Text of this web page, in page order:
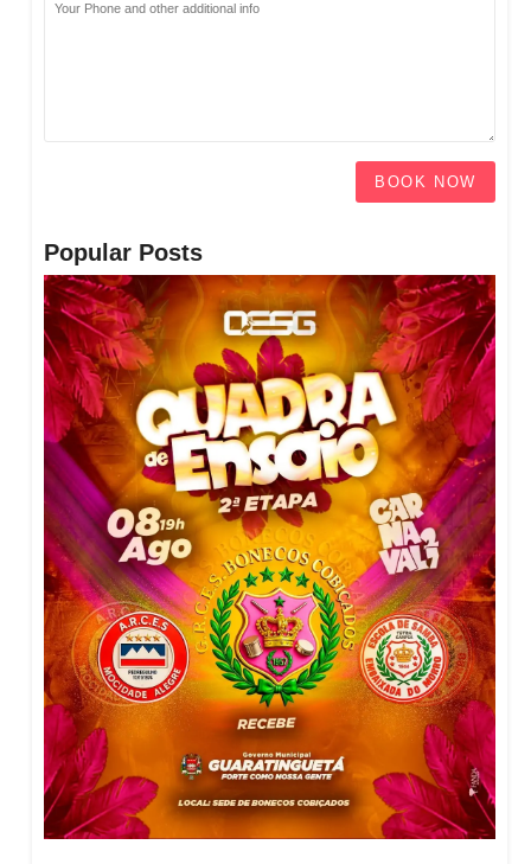
BOOK NOW
Popular Posts